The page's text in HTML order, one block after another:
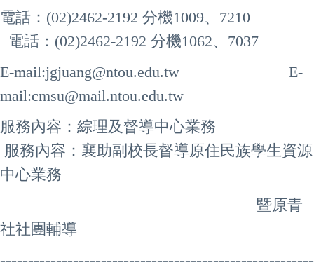
電話：(02)2462-2192 分機1009、7210
電話：(02)2462-2192 分機1062、7037
E-mail:jgjuang@ntou.edu.tw
E-
mail:cmsu@mail.ntou.edu.tw
服務內容：綜理及督導中心業務
服務內容： 襄助副校長督導原住民族學生資源
中心業務
暨原青
社社團輔導
--------------------------------------------------------